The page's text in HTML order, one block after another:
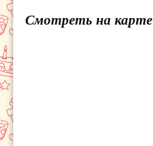
Смотреть на карте